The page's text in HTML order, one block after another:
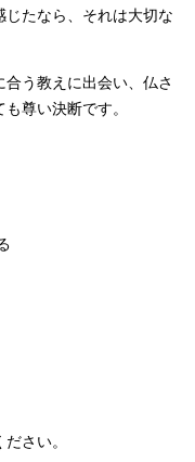
たなら、それは大切な
う教えに出会い、仏さ
尊い決断です。
さい。